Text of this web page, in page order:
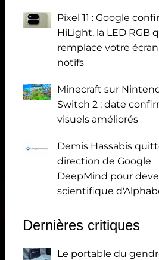
Pixel 11 : Google
HiLight, la LED RGB
remplace votre
notifs
Minecraft sur
Switch 2 : date
visuels améliorés
Demis Hassabis
direction de Google
DeepMind pour
scientifique
Dernières critiques
Le portable du